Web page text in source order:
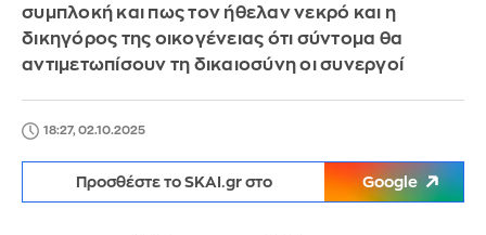
συμπλοκή και πως τον ήθελαν νεκρό και η
δικηγόρος της οικογένειας ότι σύντομα θα
αντιμετωπίσουν τη δικαιοσύνη οι συνεργοί
18:27, 02.10.2025
Προσθέστε το SKAI.gr στο Google